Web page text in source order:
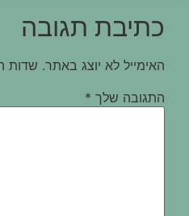
כתיבת תגובה
האימייל לא יוצג באתר. שדות
התגובה שלך *